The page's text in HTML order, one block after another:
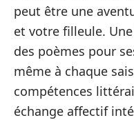
peut être une
et votre filleule.
des poèmes pour
même à chaque
compétences
échange affectif